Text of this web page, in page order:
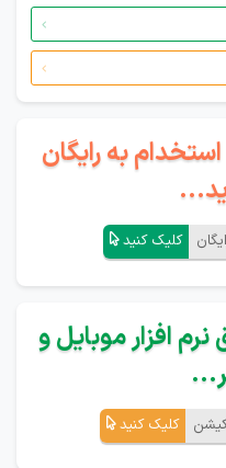
به رایگان
کلیک کنید
افزار موبایل و
کلیک کنید